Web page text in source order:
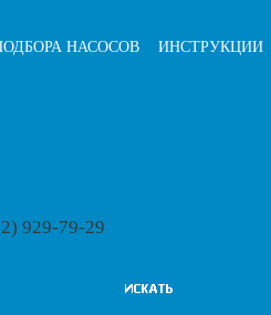
НАСОСОВ ИНСТРУКЦИИ
929-79-29